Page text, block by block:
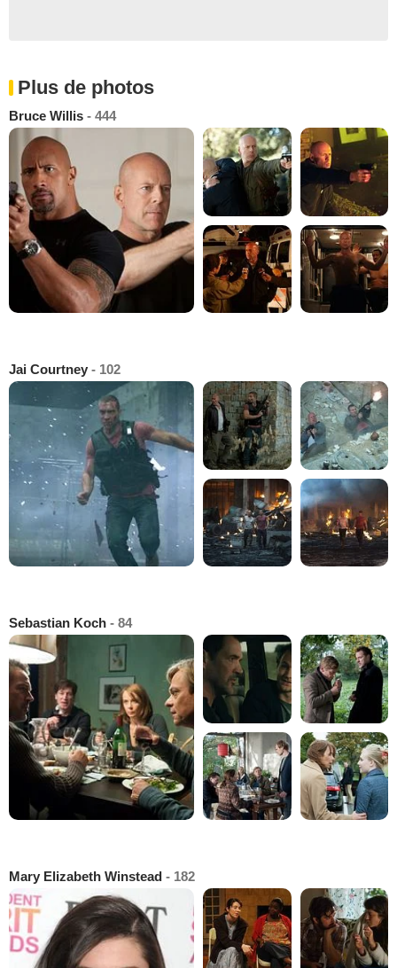
Plus de photos
Bruce Willis - 444
Jai Courtney - 102
Sebastian Koch - 84
Mary Elizabeth Winstead - 182